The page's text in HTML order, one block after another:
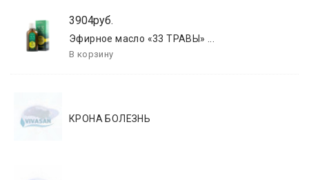
3904руб.
Эфирное масло «33 ТРАВЫ» ...
КРОНА БОЛЕЗНЬ